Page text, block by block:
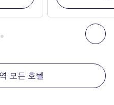
다
설 1 :, 주변에 있는 다른 시
모든 호텔